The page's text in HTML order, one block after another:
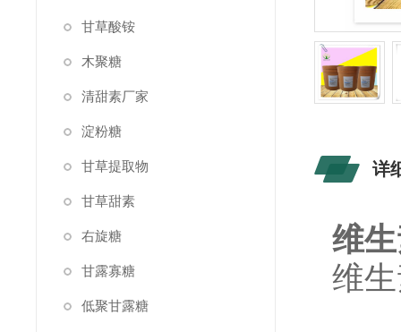
甘草酸铵
木聚糖
清甜素厂家
淀粉糖
甘草提取物
甘草甜素
右旋糖
甘露寡糖
低聚甘露糖
详
维
维